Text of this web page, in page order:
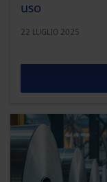
uso
22 LUGLIO 2025